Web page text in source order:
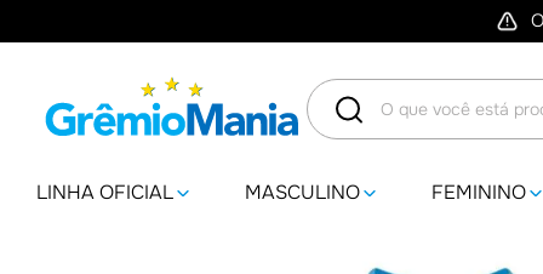
O que você está
LINHA OFICIAL MASCULINO FEMININO